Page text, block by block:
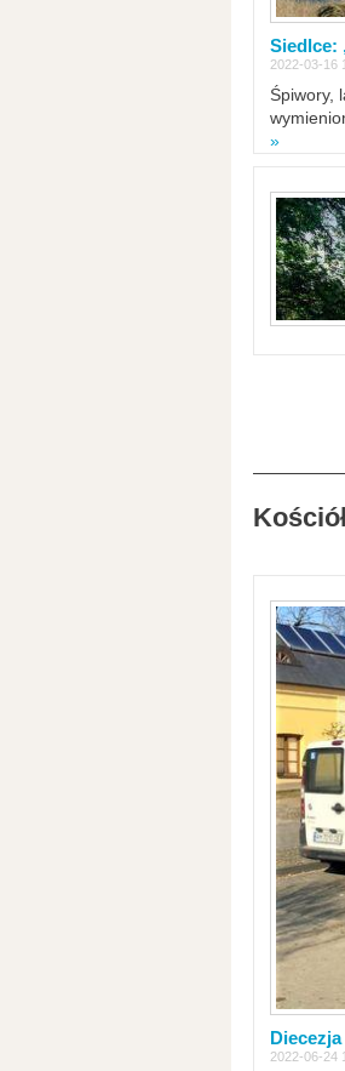
Siedlce:
2022-03-16
Śpiwory,
»
2022-06-24